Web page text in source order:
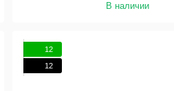
В наличии
12
12